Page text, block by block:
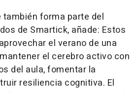
también forma parte del
de Smartick, añade: Estos
el verano de una
el cerebro activo con
del aula, fomentar la
resiliencia cognitiva. El